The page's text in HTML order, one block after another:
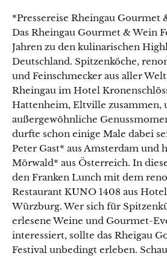
*Pressereise Rheingau Gourmet
Das Rheingau Gourmet & Wein
Jahren zu den kulinarischen
Deutschland. Spitzenköche,
und Feinschmecker aus aller
Rheingau im Hotel
Hattenheim, Eltville zusammen,
außergewöhnliche
durfte schon einige Male dabei
Peter Gast* aus Amsterdam und
Mörwald* aus Österreich. In
den Franken Lunch mit dem
Restaurant KUNO 1408 aus
Würzburg. Wer sich für
erlesene Weine und Gourmet-
interessiert, sollte das Rheigau
Festival unbedingt erleben.